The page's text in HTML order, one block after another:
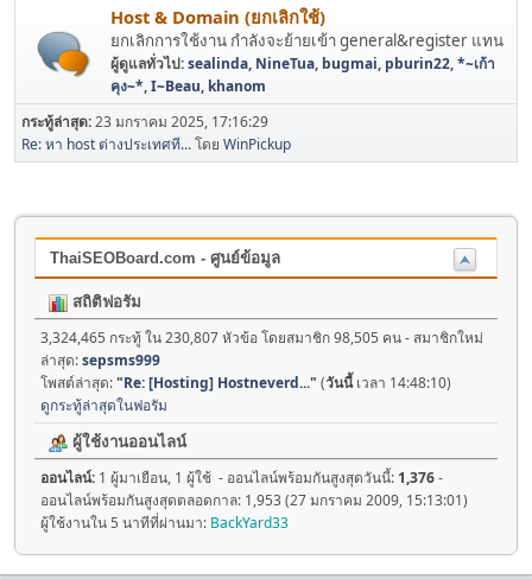
Host & Domain (ยกเลิกใช้)
ยกเลิกการใช้งาน กำลังจะย้ายเข้า general&register แทน
ผู้ดูแลทั่วไป:sealinda, NineTua, bugmai, pburin22,*~เก้า
คุง~*,I~Beau, khanom
กระทู้ล่าสุด:23 มกราคม 2025, 17:16:29
Re: หา host ต่างประเทศที...โดย WinPickup
ThaiSEOBoard.com - ศูนย์ข้อมูล
สถิติฟอรัม
3,324,465 กระทู้ ใน 230,807 หัวข้อ โดยสมาชิก 98,505 คน - สมาชิกใหม่
ล่าสุด:sepsms999
โพสต์ล่าสุด:"Re: [Hosting] Hostneverd..." (วันนี้เวลา 14:48:10)
ดูกระทู้ล่าสุดในฟอรัม
ผู้ใช้งานออนไลน์
ออนไลน์: 1 ผู้มาเยือน, 1 ผู้ใช้ - ออนไลน์พร้อมกันสูงสุดวันนี้: 1,376-
ออนไลน์พร้อมกันสูงสุดตลอดกาล: 1,953 (27 มกราคม 2009, 15:13:01)
ผู้ใช้งานใน 5 นาทีที่ผ่านมา: BackYard33